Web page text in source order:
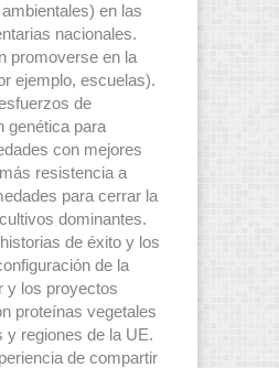
en las
nacionales.
promoverse en la
ejemplo, escuelas).
de
genética para
con mejores
resistencia a
para cerrar la
dominantes.
de éxito y los
de la
y los proyectos
proteínas vegetales
y regiones de la UE.
de compartir